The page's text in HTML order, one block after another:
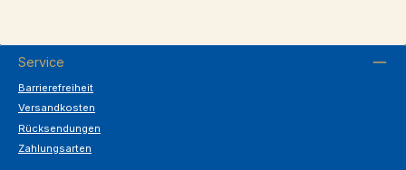
Service
Barrierefreiheit
Versandkosten
Rücksendungen
Zahlungsarten